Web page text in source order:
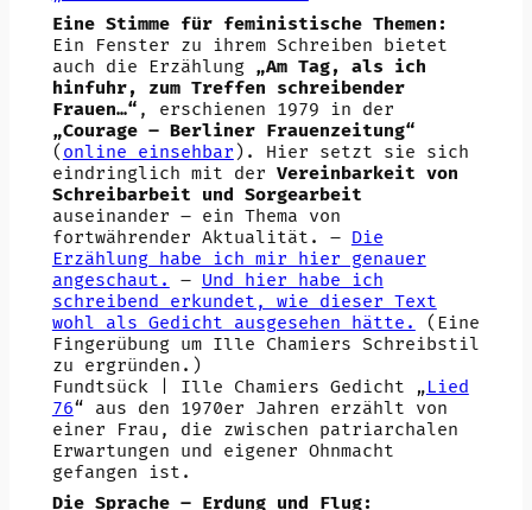
Eine Stimme für feministische Themen:
Ein Fenster zu ihrem Schreiben bietet
auch die Erzählung „Am Tag, als ich
hinfuhr, zum Treffen schreibender
Frauen…“ , erschienen 1979 in der
„Courage – Berliner Frauenzeitung“
(online einsehbar ). Hier setzt sie sich
eindringlich mit der Vereinbarkeit von
Schreibarbeit und Sorgearbeit
auseinander – ein Thema von
fortwährender Aktualität. – Die
Erzählung habe ich mir hier genauer
angeschaut.
– Und hier habe ich
schreibend erkundet, wie dieser Text
wohl als Gedicht ausgesehen hätte.
(Eine
Fingerübung um Ille Chamiers Schreibstil
zu ergründen.)
Fundtsück | Ille Chamiers Gedicht „Lied
76“ aus den 1970er Jahren erzählt von
einer Frau, die zwischen patriarchalen
Erwartungen und eigener Ohnmacht
gefangen ist.
Die Sprache – Erdung und Flug: